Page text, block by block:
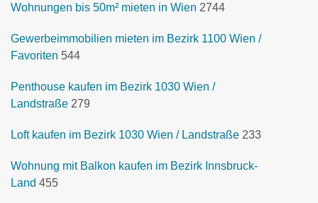
Wohnungen bis 50m² mieten in Wien 2744
Gewerbeimmobilien mieten im Bezirk 1100 Wien /
Favoriten 544
Penthouse kaufen im Bezirk 1030 Wien /
Landstraße 279
Loft kaufen im Bezirk 1030 Wien / Landstraße 233
Wohnung mit Balkon kaufen im Bezirk Innsbruck-
Land 455